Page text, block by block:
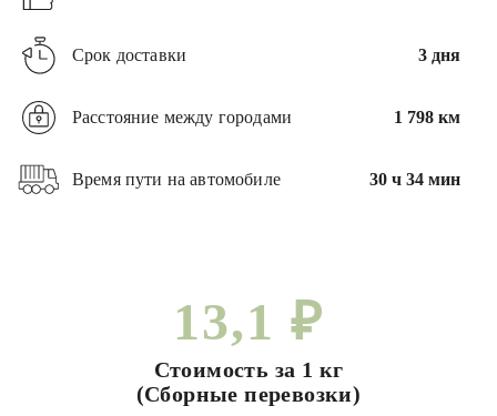
Срок доставки 3 дня
Расстояние между городами 1 798 км
Время пути на автомобиле 30 ч 34 мин
13,1 ₽
Стоимость за 1 кг
(Сборные перевозки)